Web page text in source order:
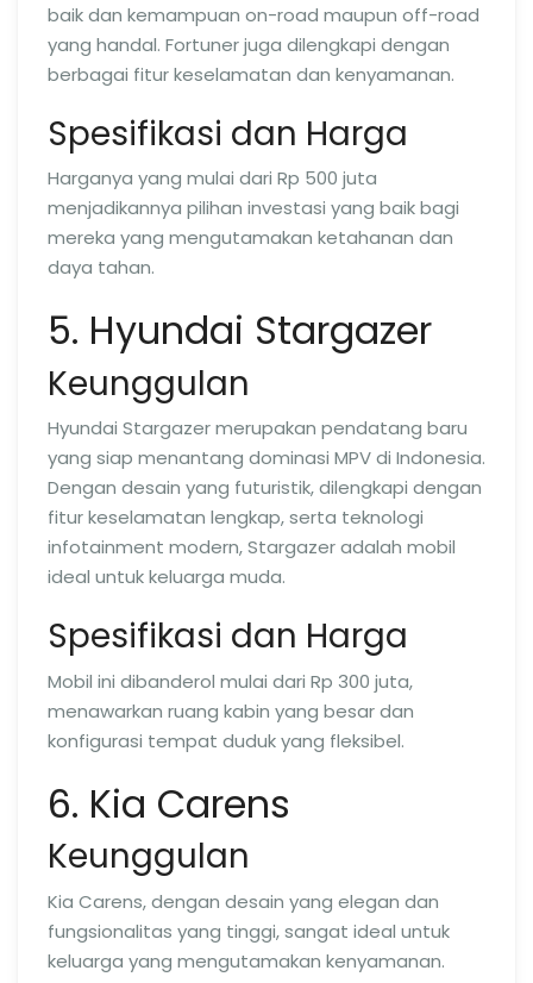
baik dan kemampuan on-road maupun off-road
yang handal. Fortuner juga dilengkapi dengan
berbagai fitur keselamatan dan kenyamanan.
Spesifikasi dan Harga
Harganya yang mulai dari Rp 500 juta
menjadikannya pilihan investasi yang baik bagi
mereka yang mengutamakan ketahanan dan
daya tahan.
5. Hyundai Stargazer
Keunggulan
Hyundai Stargazer merupakan pendatang baru
yang siap menantang dominasi MPV di Indonesia.
Dengan desain yang futuristik, dilengkapi dengan
fitur keselamatan lengkap, serta teknologi
infotainment modern, Stargazer adalah mobil
ideal untuk keluarga muda.
Spesifikasi dan Harga
Mobil ini dibanderol mulai dari Rp 300 juta,
menawarkan ruang kabin yang besar dan
konfigurasi tempat duduk yang fleksibel.
6. Kia Carens
Keunggulan
Kia Carens, dengan desain yang elegan dan
fungsionalitas yang tinggi, sangat ideal untuk
keluarga yang mengutamakan kenyamanan.